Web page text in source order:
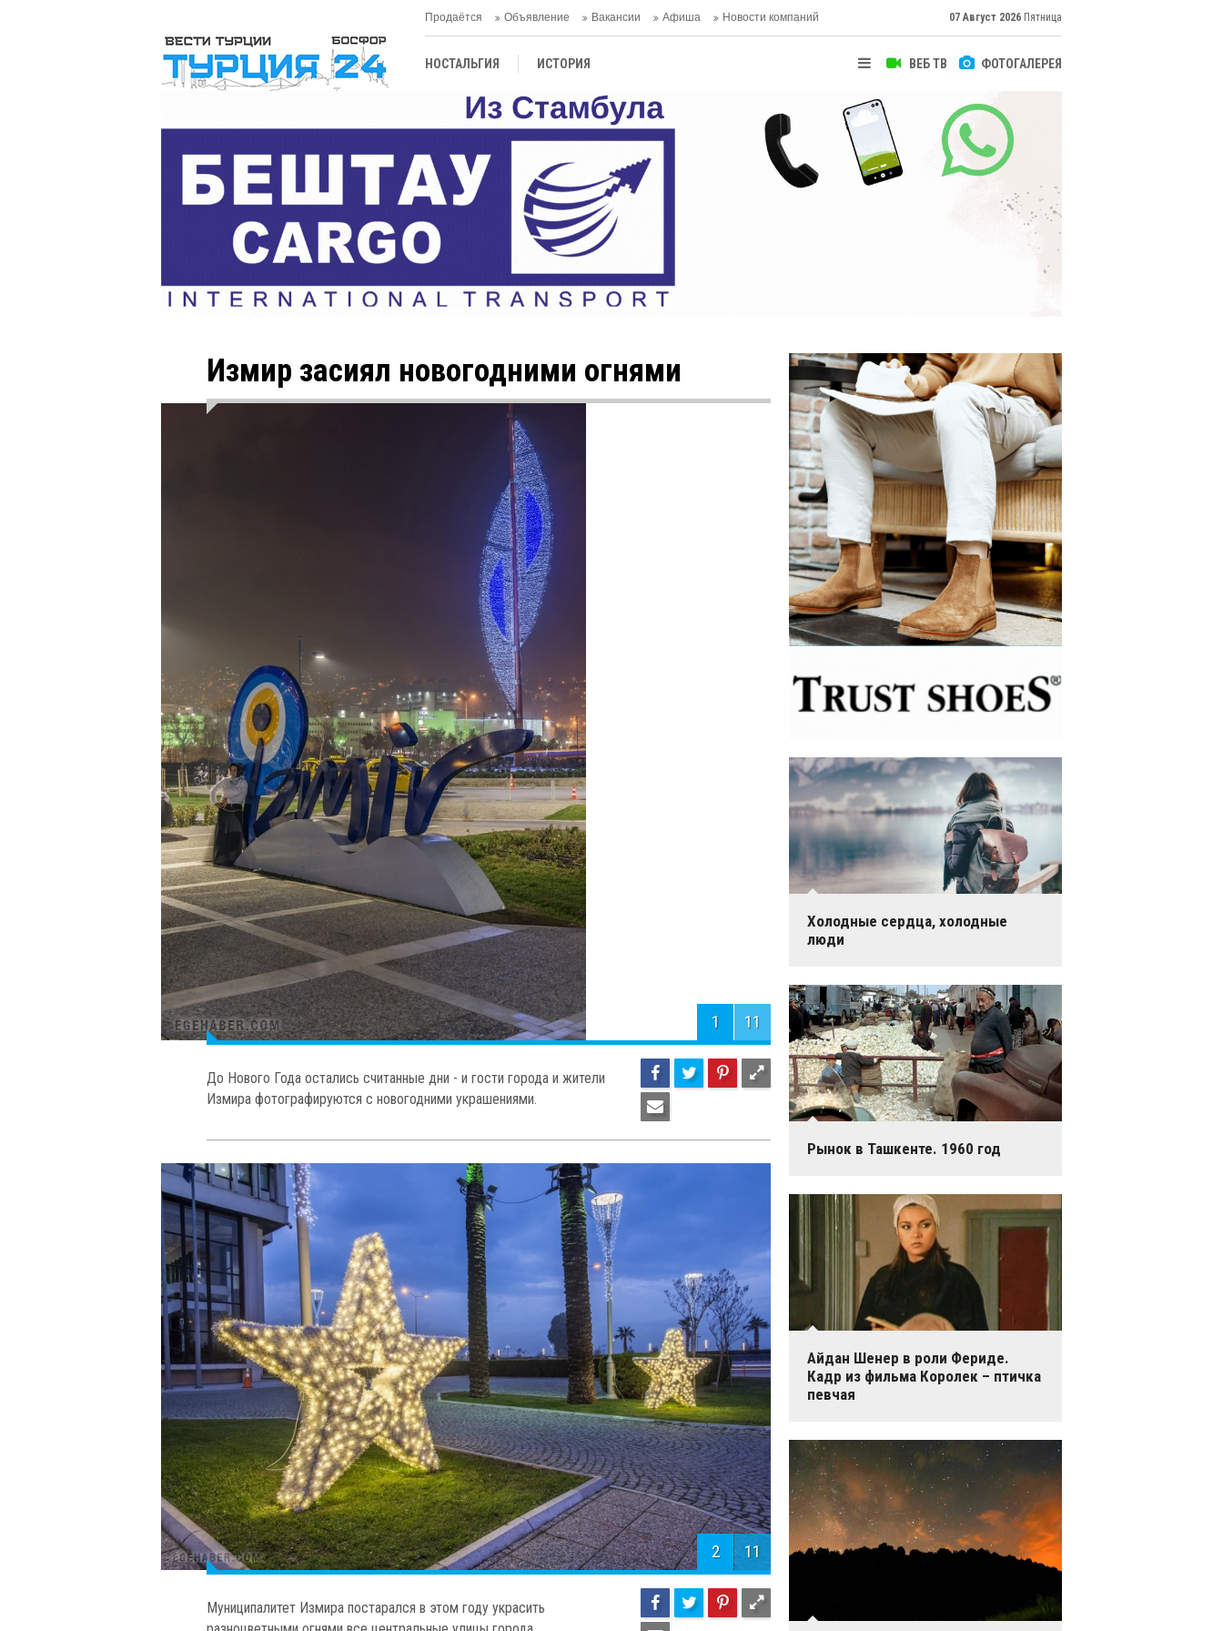
Продаётся Объявление Вакансии Афиша Новости компаний 07 Август 2026 Пятница
ВЕБ ТВ ФОТОГАЛЕРЕЯ
НОСТАЛЬГИЯ ИСТОРИЯ
Измир засиял новогодними огнями
1 11
До Нового Года остались считанные дни - и гости города и жители
Измира фотографируются с новогодними украшениями.
2 11
Муниципалитет Измира постарался в этом году украсить
Холодные сердца, холодные
люди
Рынок в Ташкенте. 1960 год
Айдан Шенер в роли Фериде.
Кадр из фильма Королек – птичка
певчая